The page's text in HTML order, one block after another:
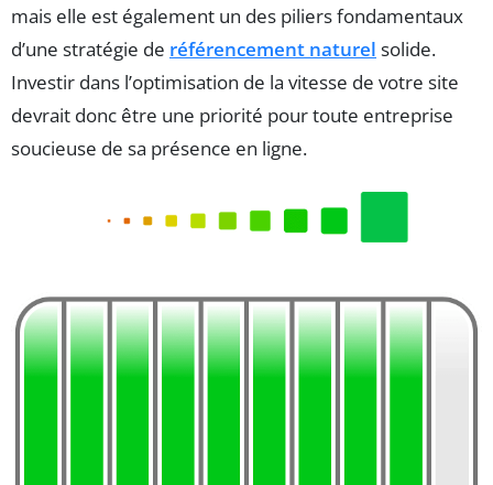
mais elle est également un des piliers fondamentaux
d’une stratégie de référencement naturel solide.
Investir dans l’optimisation de la vitesse de votre site
devrait donc être une priorité pour toute entreprise
soucieuse de sa présence en ligne.